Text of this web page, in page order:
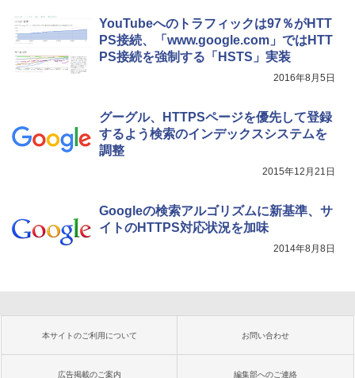
YouTubeへのトラフィックは97％がHTT
PS接続、「www.google.com」ではHTT
PS接続を強制する「HSTS」実装
2016年8月5日
グーグル、HTTPSページを優先して登録
するよう検索のインデックスシステムを
調整
2015年12月21日
Googleの検索アルゴリズムに新基準、サ
イトのHTTPS対応状況を加味
2014年8月8日
本サイトのご利用について お問い合わせ
広告掲載のご案内 編集部へのご連絡